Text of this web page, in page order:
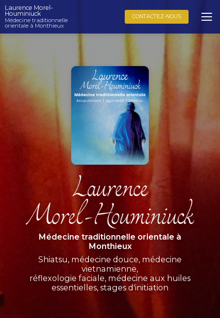
Aller
au
contenu
principal
Laurence Morel-
Houminiuck
Médecine traditionnelle
orientale à Monthieux
CONTACTEZ-NOUS
Médecine traditionnelle orientale à
Monthieux
Shiatsu, médecine douce, médecine
vietnamienne,
réflexologie faciale, médecine aux huiles
essentielles, stages d'initiation